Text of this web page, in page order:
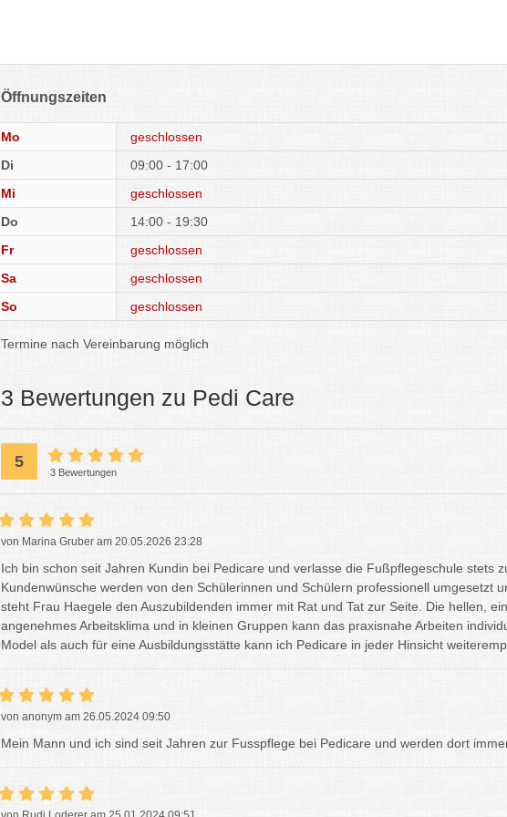
Öffnungszeiten
Mo
geschlossen
Di
09:00 - 17:00
Mi
geschlossen
Do
14:00 - 19:30
Fr
geschlossen
Sa
geschlossen
So
geschlossen
Termine nach Vereinbarung möglich
3 Bewertungen zu Pedi Care
5
3 Bewertungen
von Marina Gruber am 20.05.2026 23:28
Ich bin schon seit Jahren Kundin bei Pedicare und verlasse die Fußpflegeschule stets
Kundenwünsche werden von den Schülerinnen und Schülern professionell umgesetzt
steht Frau Haegele den Auszubildenden immer mit Rat und Tat zur Seite. Die hellen,
angenehmes Arbeitsklima und in kleinen Gruppen kann das praxisnahe Arbeiten
Model als auch für eine Ausbildungsstätte kann ich Pedicare in jeder Hinsicht
von anonym am 26.05.2024 09:50
Mein Mann und ich sind seit Jahren zur Fusspflege bei Pedicare und werden dort